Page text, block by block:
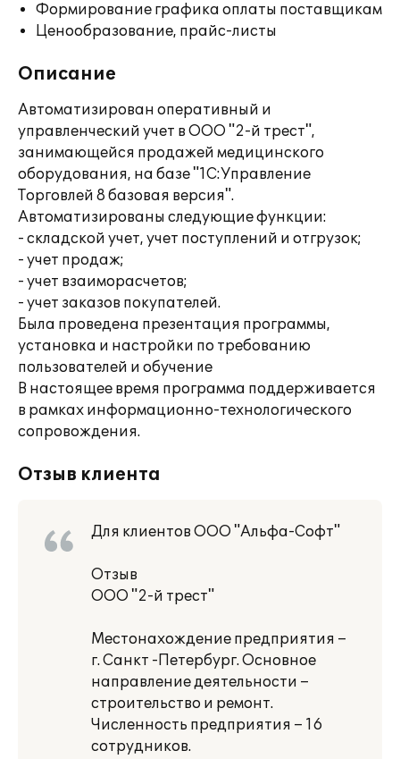
Формирование графика оплаты поставщикам
Ценообразование, прайс-листы
Описание
Автоматизирован оперативный и
управленческий учет в ООО "2-й трест",
занимающейся продажей медицинского
оборудования, на базе "1С:Управление
Торговлей 8 базовая версия".
Автоматизированы следующие функции:
- складской учет, учет поступлений и отгрузок;
- учет продаж;
- учет взаиморасчетов;
- учет заказов покупателей.
Была проведена презентация программы,
установка и настройки по требованию
пользователей и обучение
В настоящее время программа поддерживается
в рамках информационно-технологического
сопровождения.
Отзыв клиента
Для клиентов ООО "Альфа-Софт"
Отзыв
ООО "2-й трест"
Местонахождение предприятия –
г. Санкт -Петербург. Основное
направление деятельности –
строительство и ремонт.
Численность предприятия – 16
сотрудников.